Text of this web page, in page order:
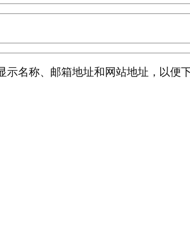
名称、邮箱地址和网站地址，以便